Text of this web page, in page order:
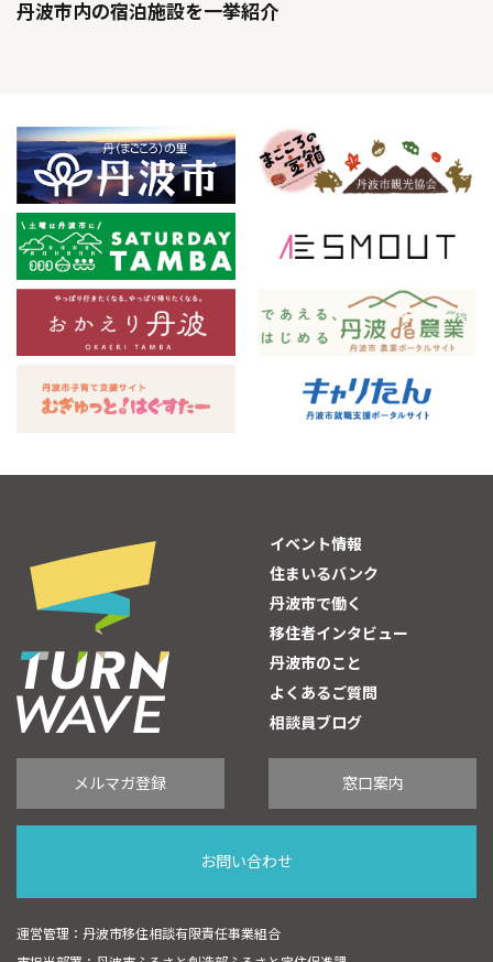
丹波市内の宿泊施設を一挙紹介
イベント情報
住まいるバンク
丹波市で働く
移住者インタビュー
丹波市のこと
よくあるご質問
相談員ブログ
メルマガ登録 窓口案内
お問い合わせ
運営管理：丹波市移住相談有限責任事業組合